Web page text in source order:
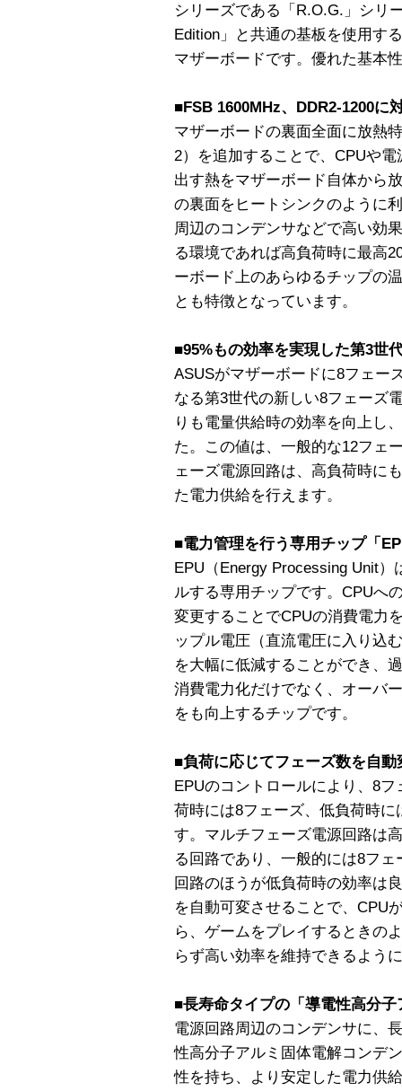
シリーズである「R.O.G.」シリ
Edition」と共通の基板を使用す
マザーボードです。優れた基本
■FSB 1600MHz、DDR2-1200に
マザーボードの裏面全面に放熱
2）を追加することで、CPUや
出す熱をマザーボード自体から
の裏面をヒートシンクのように
周辺のコンデンサなどで高い効
る環境であれば高負荷時に最高
ーボード上のあらゆるチップの
とも特徴となっています。
■95%もの効率を実現した第3世
ASUSがマザーボードに8フェー
なる第3世代の新しい8フェーズ
りも電量供給時の効率を向上し
た。この値は、一般的な12フェ
ェーズ電源回路は、高負荷時に
た電力供給を行えます。
■電力管理を行う専用チップ「
EPU（Energy Processing Unit
ルする専用チップです。CPUへ
変更することでCPUの消費電力
ップル電圧（直流電圧に入り込
を大幅に低減することができ、
消費電力化だけでなく、オーバ
をも向上するチップです。
■負荷に応じてフェーズ数を自
EPUのコントロールにより、8
荷時には8フェーズ、低負荷時
す。マルチフェーズ電源回路は
る回路であり、一般的には8フ
回路のほうが低負荷時の効率は
を自動可変させることで、CPU
ら、ゲームをプレイするときの
らず高い効率を維持できるよう
■長寿命タイプの「導電性高分
電源回路周辺のコンデンサに、
性高分子アルミ固体電解コンデ
性を持ち、より安定した電力供